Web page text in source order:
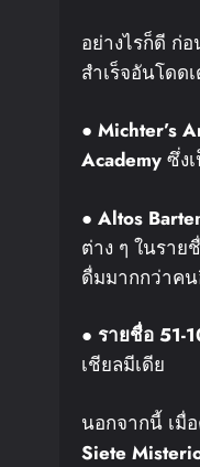
อย่างไรก็ดี ก่
สำเร็จอันโดด
● Michter’s
Academy ซึ่ง
● Altos
ต่าง ๆ ในราย
ดื่มมากกว่าคน
● รายชื่อ 51-
เชียลมีเดีย
นอกจากนี้ เมื่
Siete